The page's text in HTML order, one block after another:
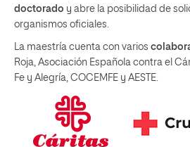
doctorado y abre la posibilidad de
organismos oficiales.
La maestría cuenta con varios
Roja, Asociación Española contra el
Fe y Alegría, COCEMFE y AESTE.